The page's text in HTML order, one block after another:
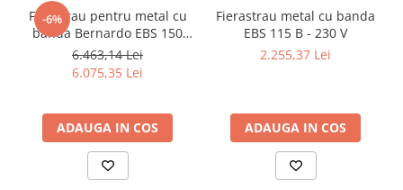
-6%
Ferastrau pentru metal cu
banda Bernardo EBS 150
GC
6.463,14 Lei
6.075,35 Lei
ADAUGA IN COS
Fierastrau metal cu banda
EBS 115 B - 230 V
2.255,37 Lei
ADAUGA IN COS